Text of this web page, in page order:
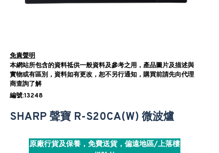
免責聲明
本網站所包含的資料祗供一般資料及參考之用，產品圖片及描述與
實物或有區別，資料如有更改，恕不另行通知，購買前請先向代理
商查詢了解
編號:13248
SHARP 聲寶 R-S20CA(W) 微波爐
原廠行貨及保養，免費送貨，偏遠地區/上落樓